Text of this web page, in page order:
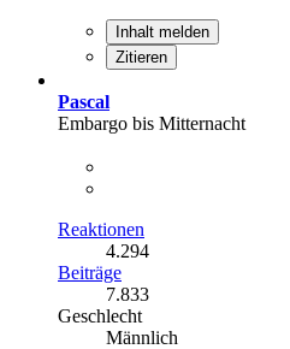
Inhalt melden
Zitieren
Pascal
Embargo bis Mitternacht
Reaktionen
4.294
Beiträge
7.833
Geschlecht
Männlich